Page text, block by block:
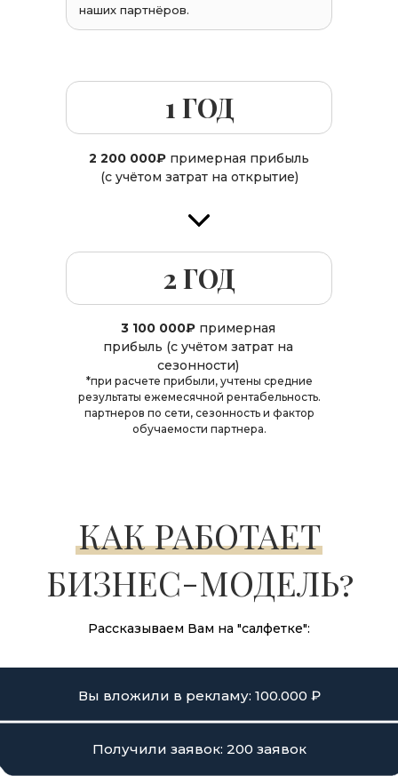
1 ГОД
наших партнёров.
2 200 000₽ примерная прибыль
(с учётом затрат на открытие)
2 ГОД
3 100 000₽примерная
прибыль (с учётом затрат на
сезонности)
*при расчете прибыли, учтены средние
результаты ежемесячной рентабельность.
партнеров по сети, сезонность и фактор
обучаемости партнера.
КАК РАБОТАЕТ
БИЗНЕС-МОДЕЛЬ?
Рассказываем Вам на "салфетке":
Вы вложили в рекламу: 100.000 ₽
Получили заявок: 200 заявок